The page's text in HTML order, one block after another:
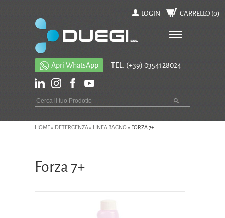
LOGIN CARRELLO (0)
Apri WhatsApp TEL. (+39) 0354128024
HOME» DETERGENZA» LINEA BAGNO » FORZA 7+
Forza 7+